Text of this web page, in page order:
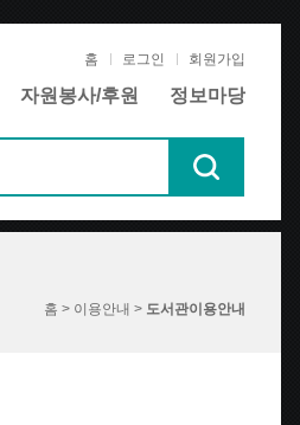
홈 로그인 회원가입
자원봉사/후원 정보마당
홈 > 이용안내 > 도서관이용안내